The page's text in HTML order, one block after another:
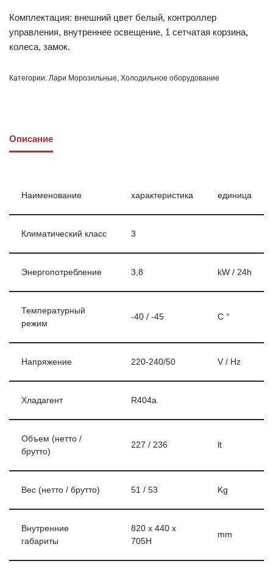
Комплектация: внешний цвет белый, контроллер
управления, внутреннее освещение, 1 сетчатая корзина,
колеса, замок.
Категории: Лари Морозильные, Холодильное оборудование
Описание
Наименование характеристика единица
Климатический класс 3
Энергопотребление 3,8 kW / 24h
Температурный
режим
-40 / -45 C °
Напряжение 220-240/50 V / Hz
Хладагент R404a
Объем (нетто /
брутто)
227 / 236 lt
Вес (нетто / брутто) 51 / 53 Kg
Внутренние
габариты
820 x 440 x
705H
mm